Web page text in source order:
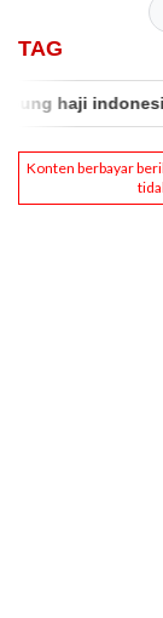
TAG
haji indonesia